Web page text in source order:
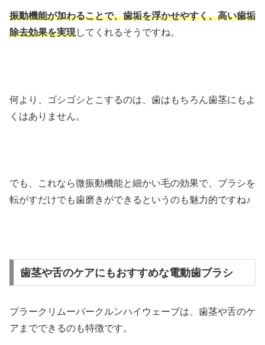
振動機能が加わることで、歯垢を浮かせやすく、高い歯垢
除去効果を実現してくれるそうですね。
何より、ゴシゴシとこするのは、歯はもちろん歯茎にもよ
くはありません。
でも、これなら微振動機能と細かい毛の効果で、ブラシを
転がすだけでも歯磨きができるというのも魅力的ですね♪
歯茎や舌のケアにもおすすめな電動歯ブラシ
プラークリムーバークルンハイウェーブは、歯茎や舌のケ
アまでできるのも特徴です。